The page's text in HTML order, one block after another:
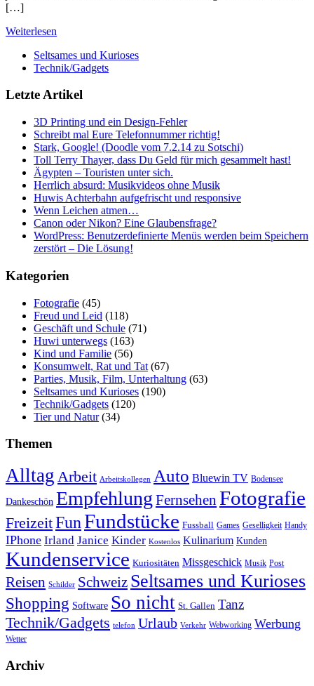
[…]
Weiterlesen
Seltsames und Kurioses
Technik/Gadgets
Letzte Artikel
3D Printing und ein Design-Fehler
Schreibt mal Eure Telefonnummer richtig!
Stark, Google! (Doodle vom 7.2.14 zu Sotschi)
Toll Terry Thayer, dass Du Geld für mich gesammelt hast!
Ägypten – Touristen unter sich.
Herrlich absurd: Musikvideos ohne Musik
Huwis Achterbahn aufgefrischt und responsive
Wenn Leichen atmen…
Canon oder Nikon? Eine Glaubensfrage?
WordPress: Benutzerdefinierte Menüs werden beim Speichern
zerstört – Die Lösung!
Kategorien
Fotografie (45)
Freud und Leid (118)
Geschäft und Schule (71)
Huwi unterwegs (163)
Kind und Familie (56)
Konsumwelt, Rat und Tat (67)
Parties, Musik, Film, Unterhaltung (63)
Seltsames und Kurioses (190)
Technik/Gadgets (120)
Tier und Natur(34)
Themen
Alltag Arbeit Arbeitskollegen Auto Bluewin TV Bodensee
Dankeschön Empfehlung Fernsehen Fotografie
FreizeitFunFundstücke Fussball Games Geselligkeit Handy
IPhone Irland Janice Kinder Kostenlos Kulinarium Kunden
Kundenservice Kuriositäten Missgeschick Musik Post
Reisen Schilder Schweiz Seltsames und Kurioses
Shopping Software So nicht St. Gallen Tanz
Technik/Gadgets telefon Urlaub Verkehr Webworking Werbung
Wetter
Archiv